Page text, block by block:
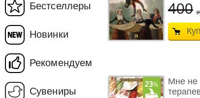
Бестселлеры
Новинки
Рекомендуем
Сувениры
400
Мне не